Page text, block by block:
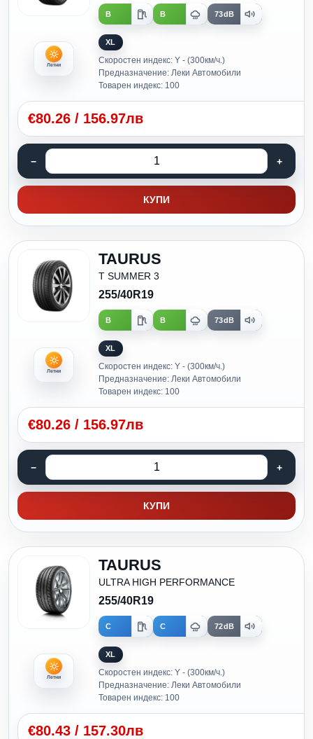
Летни
B B 73dB
XL
Скоростен индекс: Y - (300км/ч.)
Предназначение: Леки Автомобили
Товарен индекс: 100
€80.26 / 156.97лв
КУПИ
Летни
TAURUS
T SUMMER 3
255/40R19
B B 73dB
XL
Скоростен индекс: Y - (300км/ч.)
Предназначение: Леки Автомобили
Товарен индекс: 100
€80.26 / 156.97лв
КУПИ
Летни
TAURUS
ULTRA HIGH PERFORMANCE
255/40R19
C C 72dB
XL
Скоростен индекс: Y - (300км/ч.)
Предназначение: Леки Автомобили
Товарен индекс: 100
€80.43 / 157.30лв